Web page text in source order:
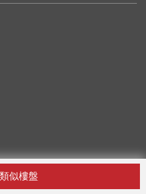
似樓盤